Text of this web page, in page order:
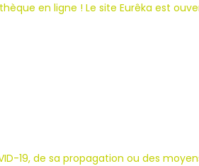
en ligne ! Le site Eurêka est
19, de sa propagation ou des